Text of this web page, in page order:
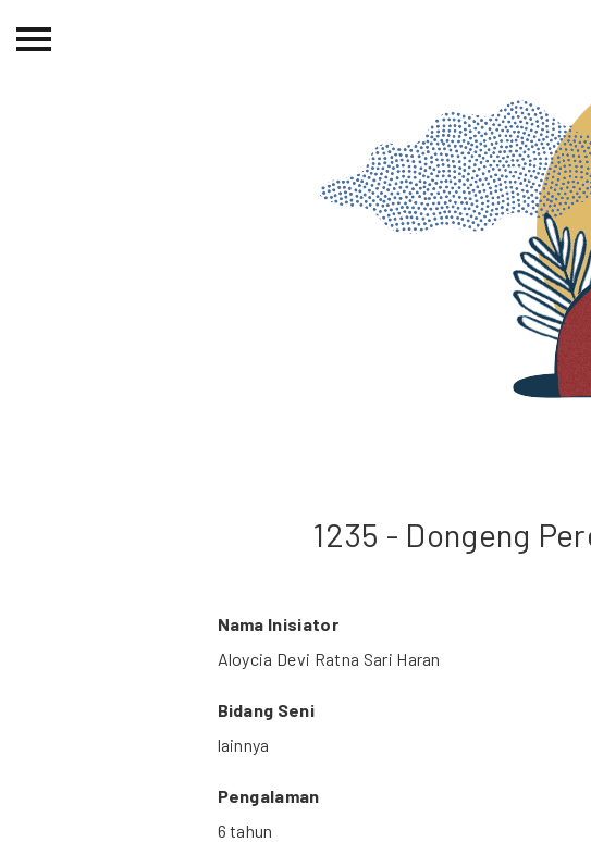
Beranda
1235 - Dongeng
Nama Inisiator
Aloycia Devi Ratna Sari Haran
Bidang Seni
lainnya
Pengalaman
6 tahun